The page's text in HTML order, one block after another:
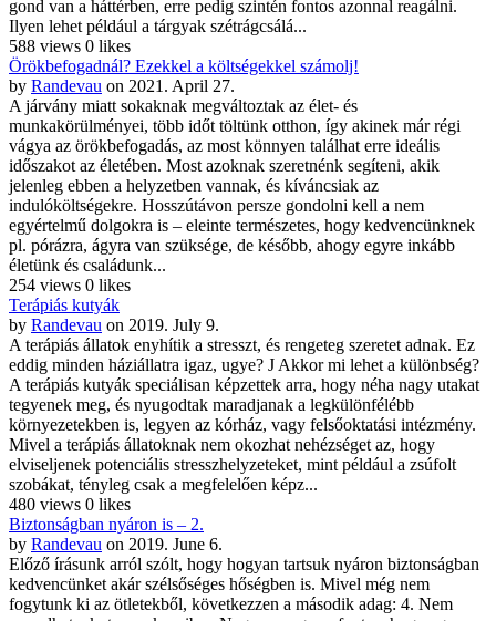
gond van a háttérben, erre pedig szintén fontos azonnal reagálni.
Ilyen lehet például a tárgyak szétrágcsálá...
588 views 0 likes
Örökbefogadnál? Ezekkel a költségekkel számolj!
by Randevau on 2021. April 27.
A járvány miatt sokaknak megváltoztak az élet- és
munkakörülményei, több időt töltünk otthon, így akinek már régi
vágya az örökbefogadás, az most könnyen találhat erre ideális
időszakot az életében. Most azoknak szeretnénk segíteni, akik
jelenleg ebben a helyzetben vannak, és kíváncsiak az
indulóköltségekre. Hosszútávon persze gondolni kell a nem
egyértelmű dolgokra is – eleinte természetes, hogy kedvencünknek
pl. pórázra, ágyra van szüksége, de később, ahogy egyre inkább
életünk és családunk...
254 views 0 likes
Terápiás kutyák
by Randevau on 2019. July 9.
A terápiás állatok enyhítik a stresszt, és rengeteg szeretet adnak. Ez
eddig minden háziállatra igaz, ugye? J Akkor mi lehet a különbség?
A terápiás kutyák speciálisan képzettek arra, hogy néha nagy utakat
tegyenek meg, és nyugodtak maradjanak a legkülönfélébb
környezetekben is, legyen az kórház, vagy felsőoktatási intézmény.
Mivel a terápiás állatoknak nem okozhat nehézséget az, hogy
elviseljenek potenciális stresszhelyzeteket, mint például a zsúfolt
szobákat, tényleg csak a megfelelően képz...
480 views 0 likes
Biztonságban nyáron is – 2.
by Randevau on 2019. June 6.
Előző írásunk arról szólt, hogy hogyan tartsuk nyáron biztonságban
kedvencünket akár szélsőséges hőségben is. Mivel még nem
fogytunk ki az ötletekből, következzen a második adag: 4. Nem